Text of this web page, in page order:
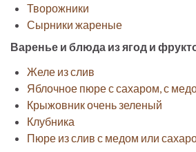
Творожники
Сырники жареные
Варенье и блюда из ягод и
Желе из слив
Яблочное пюре с сахаром, с
Крыжовник очень зеленый
Клубника
Пюре из слив с медом или